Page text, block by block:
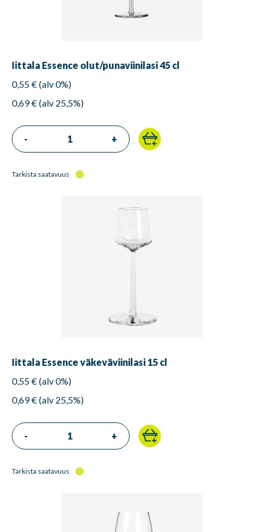
Iittala Essence olut/punaviinilasi 45 cl
0,55 € (alv 0%)
0,69 € (alv 25,5%)
- +
Tarkista saatavuus
Iittala Essence väkeväviinilasi 15 cl
0,55 € (alv 0%)
0,69 € (alv 25,5%)
- +
Tarkista saatavuus